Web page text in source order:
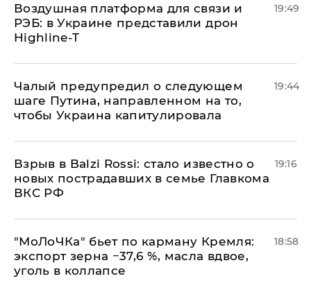
Воздушная платформа для связи и
РЭБ: в Украине представили дрон
Highline-T
19:49
Чалый предупредил о следующем
шаге Путина, направленном на то,
чтобы Украина капитулировала
19:44
Взрыв в Balzi Rossi: стало известно о
новых пострадавших в семье Главкома
ВКС РФ
19:16
​"МоЛоЧКа" бьет по карману Кремля:
экспорт зерна −37,6 %, масла вдвое,
уголь в коллапсе
18:58